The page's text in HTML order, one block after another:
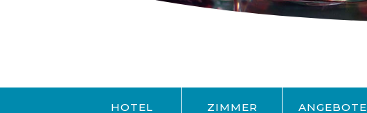
HOTEL ZIMMER ANGEBOTE